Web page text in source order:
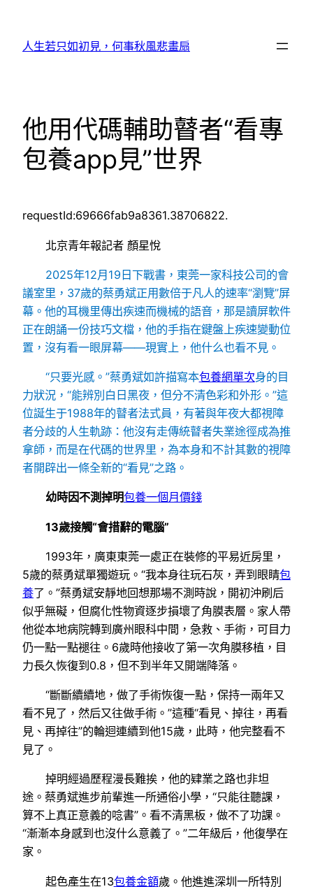
人生若只如初見，何事秋風悲畫扇
他用代碼輔助瞽者“看專
包養app見”世界
requestId:69666fab9a8361.38706822.
北京青年報記者 顏星悅
2025年12月19日下戰書，東莞一家科技公司的會
議室里，37歲的蔡勇斌正用數倍于凡人的速率“瀏覽”屏
幕。他的耳機里傳出疾速而機械的語音，那是讀屏軟件
正在朗誦一份技巧文檔，他的手指在鍵盤上疾速變動位
置，沒有看一眼屏幕——現實上，他什么也看不見。
“只要光感。”蔡勇斌如許描寫本包養網單次身的目
力狀況，“能辨別白日黑夜，但分不清色彩和外形。”這
位誕生于1988年的瞽者法式員，有著與年夜大都視障
者分歧的人生軌跡：他沒有走傳統瞽者失業途徑成為推
拿師，而是在代碼的世界里，為本身和不計其數的視障
者開辟出一條全新的“看見”之路。
幼時因不測掉明包養一個月價錢
13歲接觸“會措辭的電腦”
1993年，廣東東莞一處正在裝修的平易近房里，
5歲的蔡勇斌單獨遊玩。“我本身往玩石灰，弄到眼睛包
養了。”蔡勇斌安靜地回想那場不測時說，開初沖刷后
似乎無礙，但腐化性物資逐步損壞了角膜表層。家人帶
他從本地病院轉到廣州眼科中間，急救、手術，可目力
仍一點一點褪往。6歲時他接收了第一次角膜移植，目
力長久恢復到0.8，但不到半年又開端降落。
“斷斷續續地，做了手術恢復一點，保持一兩年又
看不見了，然后又往做手術。”這種“看見、掉往，再看
見、再掉往”的輪迴連續到他15歲，此時，他完整看不
見了。
掉明經過歷程漫長難挨，他的肄業之路也非坦
途。蔡勇斌進步前輩進一所通俗小學，“只能往聽課，
算不上真正意義的唸書”。看不清黑板，做不了功課。
“漸漸本身感到也沒什么意義了。”二年級后，他復學在
家。
起色產生在13包養金額歲。他進進深圳一所特別